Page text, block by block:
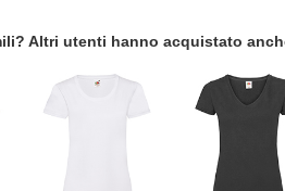
Altri utenti hanno acquistato